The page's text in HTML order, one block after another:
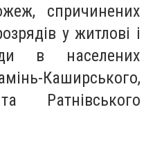
спричинених
у житлові і
в населених
Ратнівського